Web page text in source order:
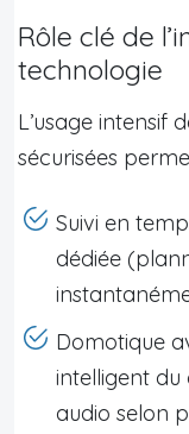
Rôle clé de
technologie
L’usage intensif
sécurisées
Suivi en
dédiée
Domotique
intelligent
audio selon